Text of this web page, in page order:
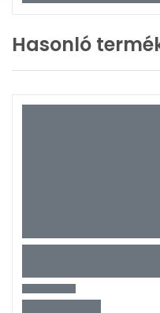
Hasonló